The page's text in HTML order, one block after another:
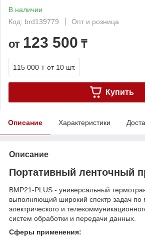
В наличии
Код: brd139779
Опт и розница
от 123 500 ₸
115 000 ₸ от 10 шт.
Купить
Описание Характеристики
Описание
Портативный ленточный
BMP21-PLUS - универсальный
выполняющий широкий спектр задач по
электрического и
систем обработки и передачи данных.
Сферы применения: